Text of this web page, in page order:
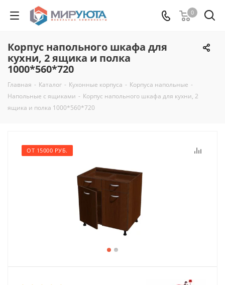
0
Корпус напольного шкафа для
кухни, 2 ящика и полка
1000*560*720
Главная - Каталог - Кухонные корпуса - Корпуса напольные -
Напольные с ящиками - Корпус напольного шкафа для кухни, 2
ящика и полка 1000*560*720
ОТ 15000 РУБ.